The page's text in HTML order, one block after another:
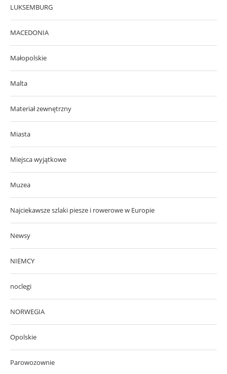
LUKSEMBURG
MACEDONIA
Małopolskie
Malta
Materiał zewnętrzny
Miasta
Miejsca wyjątkowe
Muzea
Najciekawsze szlaki piesze i rowerowe w Europie
Newsy
NIEMCY
noclegi
NORWEGIA
Opolskie
Parowozownie